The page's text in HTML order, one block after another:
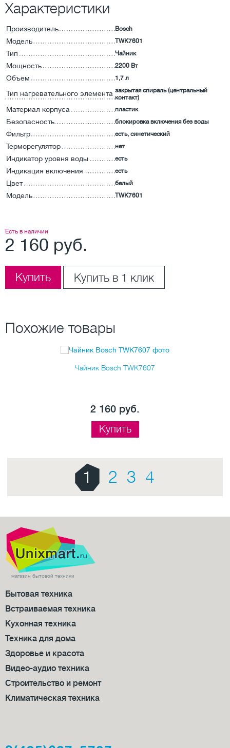
Характеристики
Производитель Bosch
Модель TWK7601
Тип Чайник
Мощность 2200 Вт
Объем 1,7 л
Тип нагревательного элемента закрытая спираль (центральный
контакт)
Материал корпуса пластик
Безопасность блокировка включения без воды
Фильтр есть, синетический
Терморегулятор нет
Индикатор уровня воды есть
Индикация включения есть
Цвет белый
Модель TWK7601
Есть в наличии
2 160 руб.
Купить Купить в 1 клик
Похожие товары
Чайник Bosch TWK7607
2 160 руб.
Купить
1 2 3 4
магазин бытовой техники
Бытовая техника
Встраиваемая техника
Кухонная техника
Техника для дома
Здоровье и красота
Видео-аудио техника
Строительство и ремонт
Климатическая техника